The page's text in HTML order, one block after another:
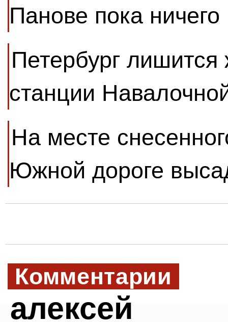
Панове пока ничего
Петербург
станции
На месте
Южной дороге
Комментарии
алексей